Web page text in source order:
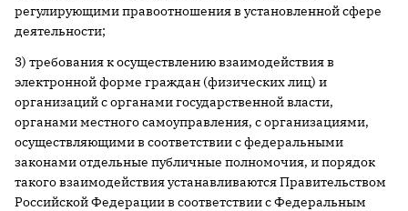
регулирующими правоотношения в установленной сфере
деятельности;
3) требования к осуществлению взаимодействия в
электронной форме граждан (физических лиц) и
организаций с органами государственной власти,
органами местного самоуправления, с организациями,
осуществляющими в соответствии с федеральными
законами отдельные публичные полномочия, и порядок
такого взаимодействия устанавливаются Правительством
Российской Федерации в соответствии с Федеральным